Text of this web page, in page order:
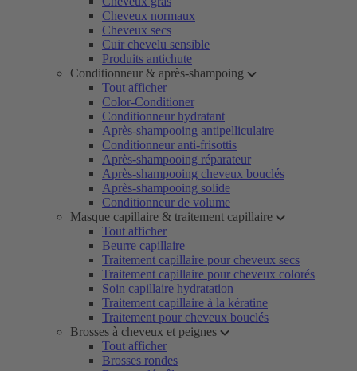
Cheveux normaux
Cheveux secs
Cuir chevelu sensible
Produits antichute
Conditionneur & après-shampoing
Tout afficher
Color-Conditioner
Conditionneur hydratant
Après-shampooing antipelliculaire
Conditionneur anti-frisottis
Après-shampooing réparateur
Après-shampooing cheveux bouclés
Après-shampooing solide
Conditionneur de volume
Masque capillaire & traitement capillaire
Tout afficher
Beurre capillaire
Traitement capillaire pour cheveux secs
Traitement capillaire pour cheveux colorés
Soin capillaire hydratation
Traitement capillaire à la kératine
Traitement pour cheveux bouclés
Brosses à cheveux et peignes
Tout afficher
Brosses rondes